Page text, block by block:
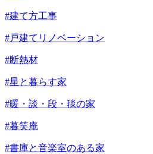
#建て方工事
#戸建てリノベーション
#断熱材
#星と暮らす家
#暖・談・段・毯の家
#暮笑庵
#書庫と音楽室のある家